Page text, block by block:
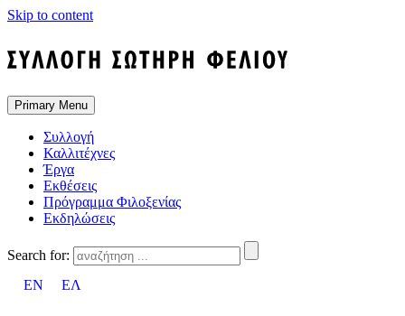
Skip to content
Primary Menu
Συλλογή
Καλλιτέχνες
Έργα
Εκθέσεις
Πρόγραμμα Φιλοξενίας
Εκδηλώσεις
Search for:
EN
ΕΛ